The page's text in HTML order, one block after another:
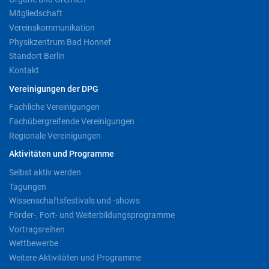
Mitgliedschaft
Vereinskommunikation
Physikzentrum Bad Honnef
Standort Berlin
Kontakt
Vereinigungen der DPG
Fachliche Vereinigungen
Fachübergreifende Vereinigungen
Regionale Vereinigungen
Aktivitäten und Programme
Selbst aktiv werden
Tagungen
Wissenschaftsfestivals und -shows
Förder-, Fort- und Weiterbildungsprogramme
Vortragsreihen
Wettbewerbe
Weitere Aktivitäten und Programme